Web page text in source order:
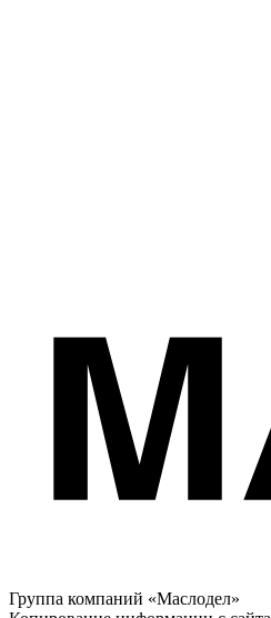
Группа компаний «Маслодел»